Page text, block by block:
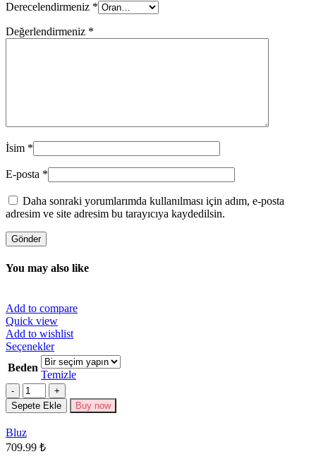
Derecelendirmeniz *
Değerlendirmeniz *
İsim *
E-posta *
Daha sonraki yorumlarımda kullanılması için adım, e-posta
adresim ve site adresim bu tarayıcıya kaydedilsin.
You may also like
Add to compare
Quick view
Add to wishlist
SeçeneklerBu
ürünün
birden
fazla
varyasyonu
var.
Beden
Temizle
Miktar
Sepete Ekle Buy now
Bluz
709.99 ₺